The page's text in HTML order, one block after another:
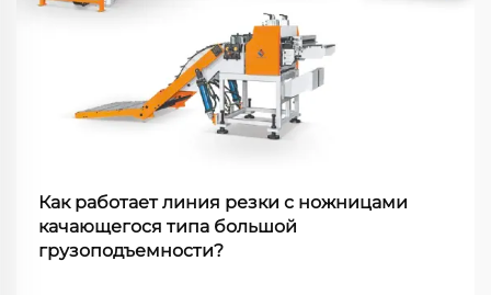
Как работает линия резки с ножницами
качающегося типа большой
грузоподъемности?